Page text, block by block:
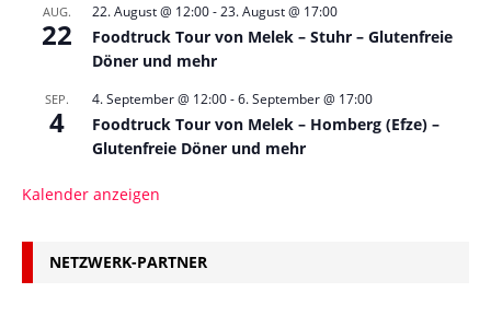
AUG.
22
22. August @ 12:00-23. August @ 17:00
Foodtruck Tour von Melek – Stuhr – Glutenfreie
Döner und mehr
SEP.
4
4. September @ 12:00-6. September @ 17:00
Foodtruck Tour von Melek – Homberg (Efze) –
Glutenfreie Döner und mehr
Kalender anzeigen
NETZWERK-PARTNER